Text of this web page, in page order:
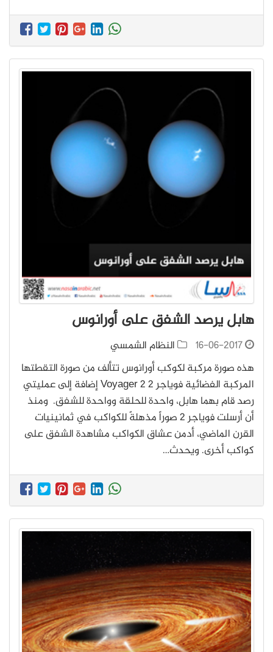
هابل يرصد الشفق على أورانوس
16-06-2017
النظام الشمسي
هذه صورة مركبة لكوكب أورانوس تتألف من صورة التقطتها
المركبة الفضائية فوياجر 2 Voyager 2 إضافة إلى عمليتي
رصد قام بهما هابل، واحدة للحلقة وواحدة للشفق. ومنذ
أن أرسلت فوياجر 2 صوراً مذهلةً للكواكب في ثمانينيات
القرن الماضي، أدمن عشاق الكواكب مشاهدة الشفق على
كواكب أخرى. ويحدث…